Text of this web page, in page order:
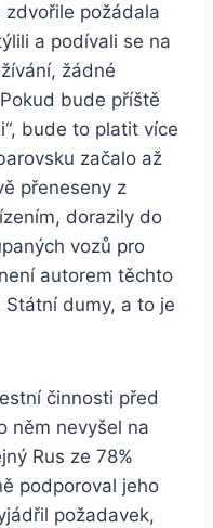
zdvořile požádala
a podívali se na
žádné
bude příště
bude to platit více
začalo až
přeneseny z
dorazily do
vozů pro
autorem těchto
Státní dumy, a to je
činnosti před
něm nevyšel na
Rus ze 78%
podporoval jeho
požadavek,